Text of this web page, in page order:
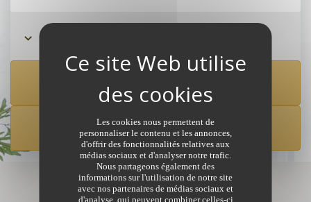
CRÉER UNE ALERTE
Les cookies nous permettent de
personnaliser le contenu et les annonces,
d'offrir des fonctionnalités relatives aux
médias sociaux et d'analyser notre trafic.
Nous partageons également des
informations sur l'utilisation de notre site
avec nos partenaires de médias sociaux et
d'analyse, qui peuvent combiner celles-ci